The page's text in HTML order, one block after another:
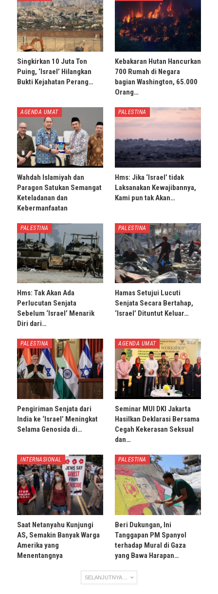
Singkirkan 10 Juta Ton
Puing, ‘Israel’ Hilangkan
Bukti Kejahatan Perang…
Kebakaran Hutan Hancurkan
700 Rumah di Negara
bagian Washington, 65.000
Orang…
AGENDA UMAT
Wahdah Islamiyah dan
Paragon Satukan Semangat
Keteladanan dan
Kebermanfaatan
PALESTINA
Hms: Jika ‘Israel’ tidak
Laksanakan Kewajibannya,
Kami pun tak Akan…
PALESTINA
Hms: Tak Akan Ada
Perlucutan Senjata
Sebelum ‘Israel’ Menarik
Diri dari…
PALESTINA
Hamas Setujui Lucuti
Senjata Secara Bertahap,
‘Israel’ Dituntut Keluar…
PALESTINA
Pengiriman Senjata dari
India ke ‘Israel’ Meningkat
Selama Genosida di…
AGENDA UMAT
Seminar MUI DKI Jakarta
Hasilkan Deklarasi Bersama
Cegah Kekerasan Seksual
dan…
INTERNASIONAL
Saat Netanyahu Kunjungi
AS, Semakin Banyak Warga
Amerika yang
Menentangnya
PALESTINA
Beri Dukungan, Ini
Tanggapan PM Spanyol
terhadap Mural di Gaza
yang Bawa Harapan…
SELANJUTNYA ...